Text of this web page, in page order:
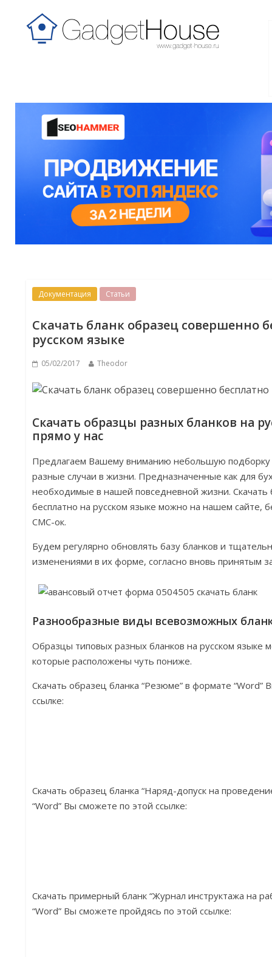
Документация Статьи
Скачать бланк образец совершенно
русском языке
05/02/2017 Theodor
Скачать образцы разных бланков на
прямо у нас
Предлагаем Вашему вниманию небольшую подборку
разные случаи в жизни. Предназначенные как для
необходимые в нашей повседневной жизни.
бесплатно на русском языке можно на нашем сайте,
СМС-ок.
Будем регулярно обновлять базу бланков и
изменениями в их форме, согласно вновь принятым
Разнообразные виды всевозможных
Образцы типовых разных бланков на русском языке
которые расположены чуть пониже.
Скачать образец бланка “Резюме” в формате
ссылке:
Скачать образец бланка “Наряд-допуск на
“Word” Вы сможете по этой ссылке:
Скачать примерный бланк “Журнал инструктажа на
“Word” Вы сможете пройдясь по этой ссылке: